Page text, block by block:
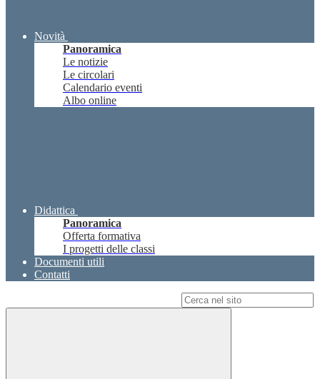
Novità
Panoramica
Le notizie
Le circolari
Calendario eventi
Albo online
Didattica
Panoramica
Offerta formativa
I progetti delle classi
Documenti utili
Contatti